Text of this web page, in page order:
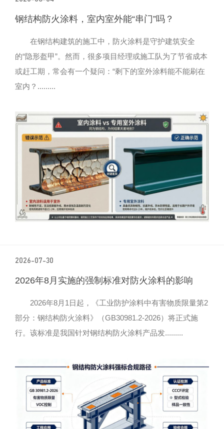
钢结构防火涂料，室内室外能“串门”吗？
在钢结构建筑的施工中，防火涂料是守护建筑安全
的“隐形盔甲”。然而，很多项目经理或施工队为了节省成本
或赶工期，常会有一个疑问：“剩下的室外涂料能不能刷在
室内？.........
2026-07-30
2026年8月实施的强制标准对防火涂料的影响
2026年8月1日起，《工业防护涂料中有害物质限量第2
部分：钢结构防火涂料》（GB30981.2-2026）将正式施
行。该标准是我国针对钢结构防火涂料产品发.........